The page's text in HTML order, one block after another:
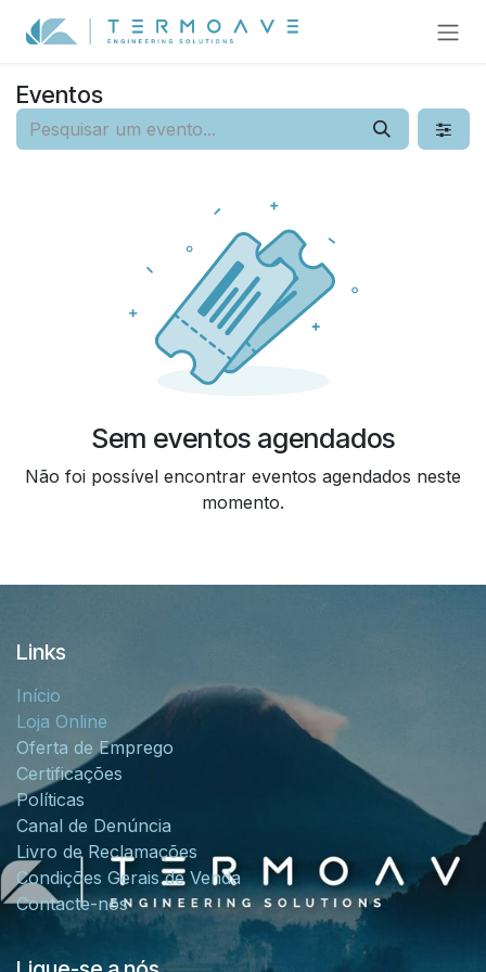
Eventos
Sem eventos agendados
Não foi possível encontrar eventos agendados neste
momento.
Links
Início
Loja Online
Oferta de Emprego
Certificações
Políticas
Canal de Denúncia
Livro de Reclamações
Condições Gerais de Venda
Contacte-nos